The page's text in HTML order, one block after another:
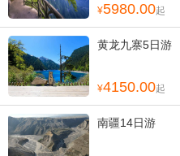
5980.00起
黄龙九寨5日游
4150.00起
南疆14日游